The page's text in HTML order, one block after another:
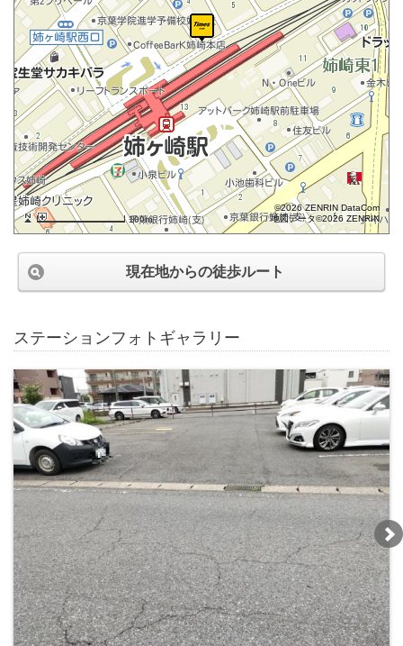
100m
©2026 ZENRIN DataCom
地図データ©2026 ZENRIN
現在地からの徒歩ルート
ステーションフォトギャラリー